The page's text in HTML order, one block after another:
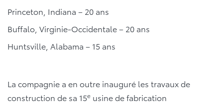
Princeton, Indiana – 20 ans
Buffalo, Virginie-Occidentale – 20 ans
Huntsville, Alabama – 15 ans
La compagnie a en outre inauguré les travaux de
construction de sa 15e usine de fabrication